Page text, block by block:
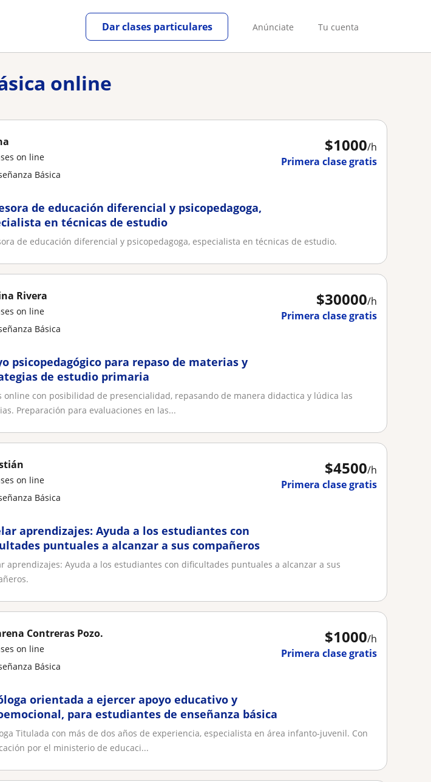
Anúnciate Tu cuenta
Dar clases particulares
online
$1000/h
Primera clase gratis
on line
Básica
de educación diferencial y psicopedagoga,
en técnicas de estudio
de educación diferencial y psicopedagoga, especialista en técnicas de estudio.
$30000/h
Primera clase gratis
Rivera
on line
Básica
psicopedagógico para repaso de materias y
de estudio primaria
online con posibilidad de presencialidad, repasando de manera didactica y lúdica las
Preparación para evaluaciones en las...
$4500/h
Primera clase gratis
on line
Básica
aprendizajes: Ayuda a los estudiantes con
puntuales a alcanzar a sus compañeros
aprendizajes: Ayuda a los estudiantes con dificultades puntuales a alcanzar a sus
$1000/h
Primera clase gratis
Contreras Pozo.
on line
Básica
orientada a ejercer apoyo educativo y
para estudiantes de enseñanza básica
Titulada con más de dos años de experiencia, especialista en área infanto-juvenil. Con
por el ministerio de educaci...